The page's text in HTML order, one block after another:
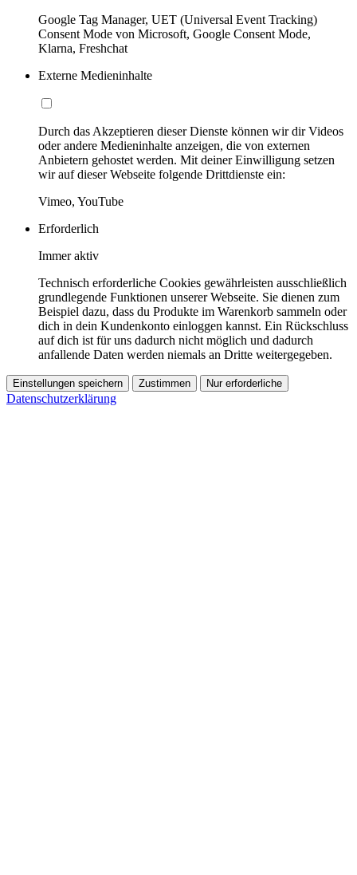
Google Tag Manager, UET (Universal Event Tracking)
Consent Mode von Microsoft, Google Consent Mode,
Klarna, Freshchat
Externe Medieninhalte
Durch das Akzeptieren dieser Dienste können wir dir Videos
oder andere Medieninhalte anzeigen, die von externen
Anbietern gehostet werden. Mit deiner Einwilligung setzen
wir auf dieser Webseite folgende Drittdienste ein:
Vimeo, YouTube
Erforderlich
Immer aktiv
Technisch erforderliche Cookies gewährleisten ausschließlich
grundlegende Funktionen unserer Webseite. Sie dienen zum
Beispiel dazu, dass du Produkte im Warenkorb sammeln oder
dich in dein Kundenkonto einloggen kannst. Ein Rückschluss
auf dich ist für uns dadurch nicht möglich und dadurch
anfallende Daten werden niemals an Dritte weitergegeben.
Einstellungen speichern Zustimmen Nur erforderliche
Datenschutzerklärung